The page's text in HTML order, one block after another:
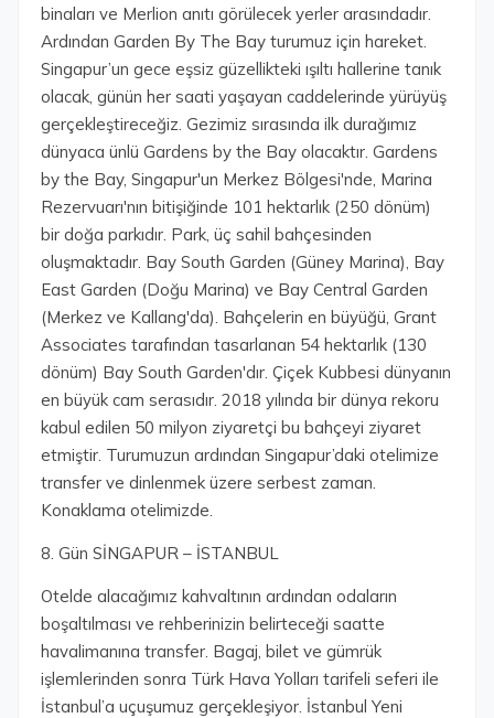
binaları ve Merlion anıtı görülecek yerler arasındadır.
Ardından Garden By The Bay turumuz için hareket.
Singapur’un gece eşsiz güzellikteki ışıltı hallerine tanık
olacak, günün her saati yaşayan caddelerinde yürüyüş
gerçekleştireceğiz. Gezimiz sırasında ilk durağımız
dünyaca ünlü Gardens by the Bay olacaktır. Gardens
by the Bay, Singapur'un Merkez Bölgesi'nde, Marina
Rezervuarı'nın bitişiğinde 101 hektarlık (250 dönüm)
bir doğa parkıdır. Park, üç sahil bahçesinden
oluşmaktadır. Bay South Garden (Güney Marina), Bay
East Garden (Doğu Marina) ve Bay Central Garden
(Merkez ve Kallang'da). Bahçelerin en büyüğü, Grant
Associates tarafından tasarlanan 54 hektarlık (130
dönüm) Bay South Garden'dır. Çiçek Kubbesi dünyanın
en büyük cam serasıdır. 2018 yılında bir dünya rekoru
kabul edilen 50 milyon ziyaretçi bu bahçeyi ziyaret
etmiştir. Turumuzun ardından Singapur’daki otelimize
transfer ve dinlenmek üzere serbest zaman.
Konaklama otelimizde.
8. Gün SİNGAPUR – İSTANBUL
Otelde alacağımız kahvaltının ardından odaların
boşaltılması ve rehberinizin belirteceği saatte
havalimanına transfer. Bagaj, bilet ve gümrük
işlemlerinden sonra Türk Hava Yolları tarifeli seferi ile
İstanbul’a uçuşumuz gerçekleşiyor. İstanbul Yeni